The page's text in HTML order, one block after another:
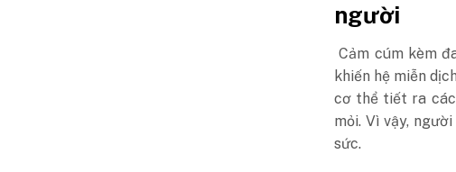
người
Cảm cúm kèm
khiến hệ miễn
cơ thể tiết ra các
mỏi. Vì vậy,
sức.